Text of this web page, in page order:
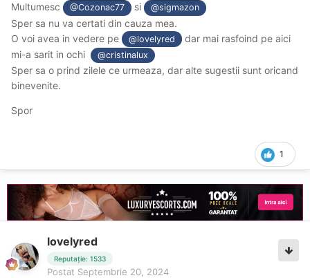
Multumesc @Cozonac77 si @sigmazon
Sper sa nu va certati din cauza mea.
O voi avea in vedere pe
@lovelyred
dar mai rasfoind pe aici
mi-a sarit in ochi
@cristinalux
Sper sa o prind zilele ce urmeaza, dar alte sugestii sunt oricand
binevenite.
Spor
1
lovelyred
Reputație: 1533
Postat Septembrie 20, 2024